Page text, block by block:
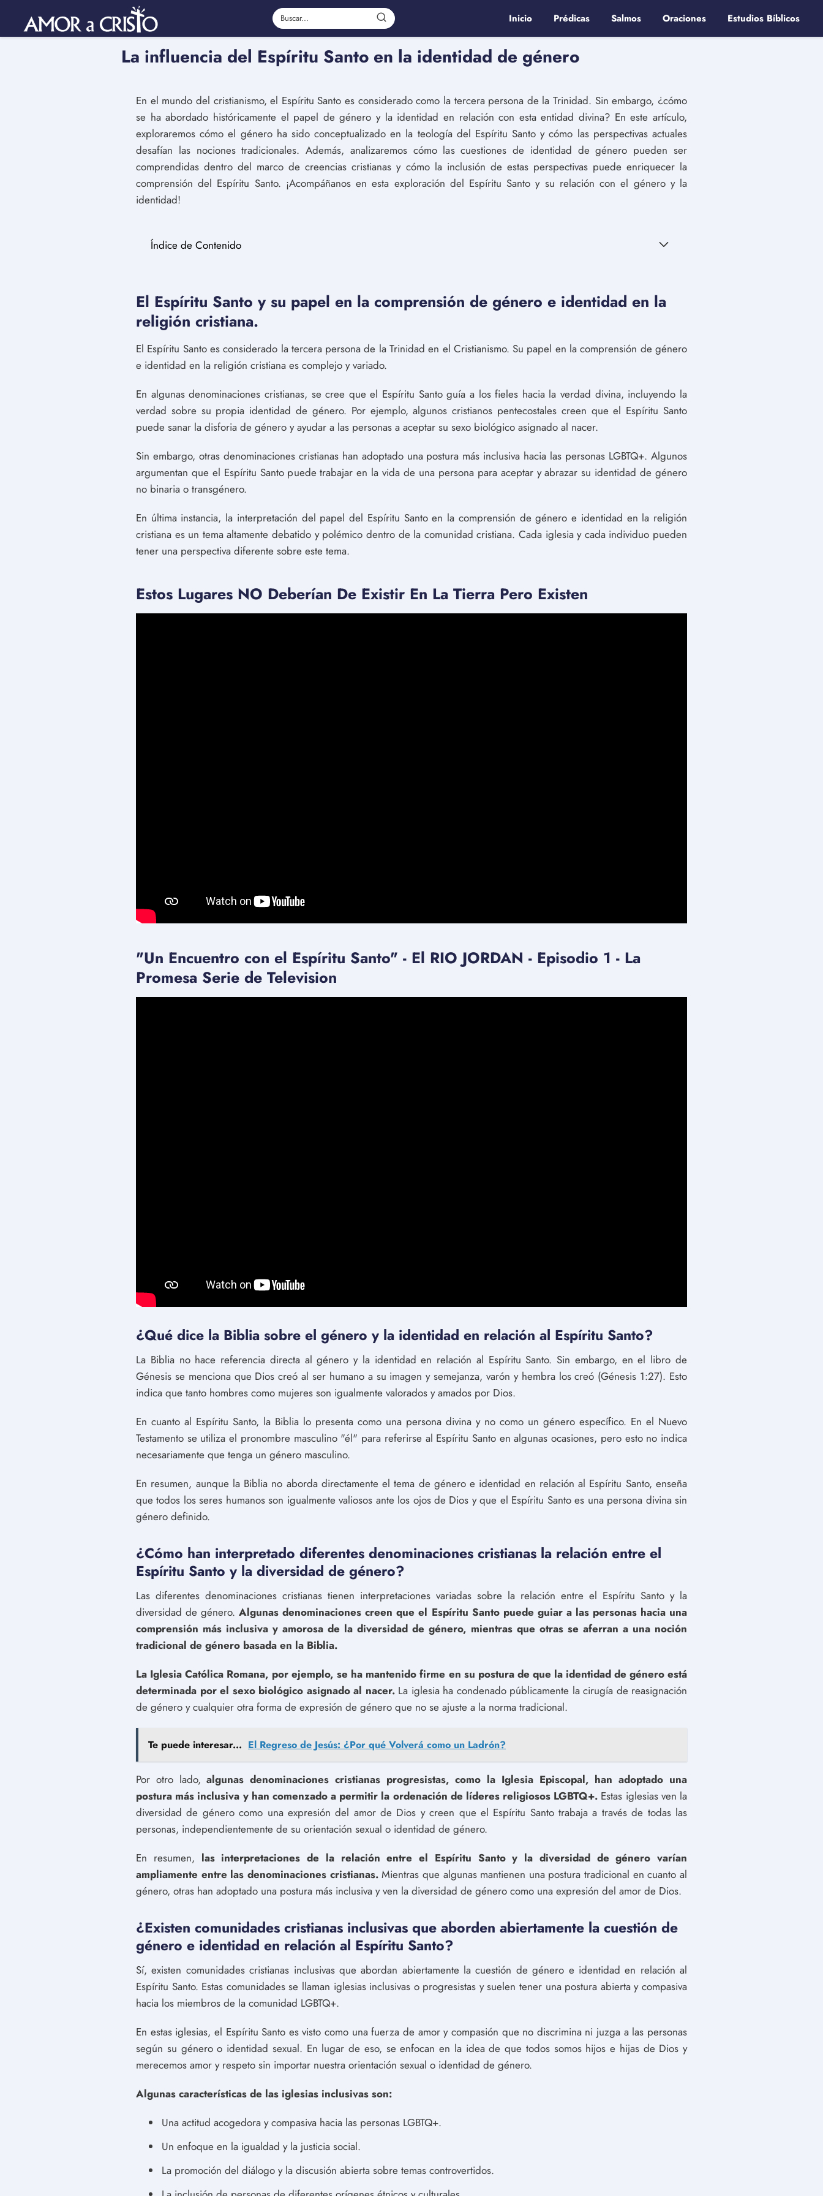
Inicio Prédicas Salmos Oraciones Estudios Bíblicos
La influencia del Espíritu Santo en la identidad de género
En el mundo del cristianismo, el Espíritu Santo es considerado como la tercera persona de la Trinidad. Sin embargo, ¿cómo
se ha abordado históricamente el papel de género y la identidad en relación con esta entidad divina? En este artículo,
exploraremos cómo el género ha sido conceptualizado en la teología del Espíritu Santo y cómo las perspectivas actuales
desafían las nociones tradicionales. Además, analizaremos cómo las cuestiones de identidad de género pueden ser
comprendidas dentro del marco de creencias cristianas y cómo la inclusión de estas perspectivas puede enriquecer la
comprensión del Espíritu Santo. ¡Acompáñanos en esta exploración del Espíritu Santo y su relación con el género y la
identidad!
Índice de Contenido
El Espíritu Santo y su papel en la comprensión de género e identidad en la
religión cristiana.
El Espíritu Santo es considerado la tercera persona de la Trinidad en el Cristianismo. Su papel en la comprensión de género
e identidad en la religión cristiana es complejo y variado.
En algunas denominaciones cristianas, se cree que el Espíritu Santo guía a los fieles hacia la verdad divina, incluyendo la
verdad sobre su propia identidad de género. Por ejemplo, algunos cristianos pentecostales creen que el Espíritu Santo
puede sanar la disforia de género y ayudar a las personas a aceptar su sexo biológico asignado al nacer.
Sin embargo, otras denominaciones cristianas han adoptado una postura más inclusiva hacia las personas LGBTQ+. Algunos
argumentan que el Espíritu Santo puede trabajar en la vida de una persona para aceptar y abrazar su identidad de género
no binaria o transgénero.
En última instancia, la interpretación del papel del Espíritu Santo en la comprensión de género e identidad en la religión
cristiana es un tema altamente debatido y polémico dentro de la comunidad cristiana. Cada iglesia y cada individuo pueden
tener una perspectiva diferente sobre este tema.
Estos Lugares NO Deberían De Existir En La Tierra Pero Existen
"Un Encuentro con el Espíritu Santo" - El RIO JORDAN - Episodio 1 - La
Promesa Serie de Television
¿Qué dice la Biblia sobre el género y la identidad en relación al Espíritu Santo?
La Biblia no hace referencia directa al género y la identidad en relación al Espíritu Santo. Sin embargo, en el libro de
Génesis se menciona que Dios creó al ser humano a su imagen y semejanza, varón y hembra los creó (Génesis 1:27). Esto
indica que tanto hombres como mujeres son igualmente valorados y amados por Dios.
En cuanto al Espíritu Santo, la Biblia lo presenta como una persona divina y no como un género específico. En el Nuevo
Testamento se utiliza el pronombre masculino "él" para referirse al Espíritu Santo en algunas ocasiones, pero esto no indica
necesariamente que tenga un género masculino.
En resumen, aunque la Biblia no aborda directamente el tema de género e identidad en relación al Espíritu Santo, enseña
que todos los seres humanos son igualmente valiosos ante los ojos de Dios y que el Espíritu Santo es una persona divina sin
género definido.
¿Cómo han interpretado diferentes denominaciones cristianas la relación entre el
Espíritu Santo y la diversidad de género?
Las diferentes denominaciones cristianas tienen interpretaciones variadas sobre la relación entre el Espíritu Santo y la
diversidad de género.Algunas denominaciones creen que el Espíritu Santo puede guiar a las personas hacia una
comprensión más inclusiva y amorosa de la diversidad de género, mientras que otras se aferran a una noción
tradicional de género basada en la Biblia.
La Iglesia Católica Romana, por ejemplo, se ha mantenido firme en su postura de que la identidad de género está
determinada por el sexo biológico asignado al nacer. La iglesia ha condenado públicamente la cirugía de reasignación
de género y cualquier otra forma de expresión de género que no se ajuste a la norma tradicional.
Te puede interesar... El Regreso de Jesús: ¿Por qué Volverá como un Ladrón?
Por otro lado,algunas denominaciones cristianas progresistas, como la Iglesia Episcopal, han adoptado una
postura más inclusiva y han comenzado a permitir la ordenación de líderes religiosos LGBTQ+. Estas iglesias ven la
diversidad de género como una expresión del amor de Dios y creen que el Espíritu Santo trabaja a través de todas las
personas, independientemente de su orientación sexual o identidad de género.
En resumen, las interpretaciones de la relación entre el Espíritu Santo y la diversidad de género varían
ampliamente entre las denominaciones cristianas.Mientras que algunas mantienen una postura tradicional en cuanto al
género, otras han adoptado una postura más inclusiva y ven la diversidad de género como una expresión del amor de Dios.
¿Existen comunidades cristianas inclusivas que aborden abiertamente la cuestión de
género e identidad en relación al Espíritu Santo?
Sí, existen comunidades cristianas inclusivas que abordan abiertamente la cuestión de género e identidad en relación al
Espíritu Santo. Estas comunidades se llaman iglesias inclusivas o progresistas y suelen tener una postura abierta y compasiva
hacia los miembros de la comunidad LGBTQ+.
En estas iglesias, el Espíritu Santo es visto como una fuerza de amor y compasión que no discrimina ni juzga a las personas
según su género o identidad sexual. En lugar de eso, se enfocan en la idea de que todos somos hijos e hijas de Dios y
merecemos amor y respeto sin importar nuestra orientación sexual o identidad de género.
Algunas características de las iglesias inclusivas son:
Una actitud acogedora y compasiva hacia las personas LGBTQ+.
Un enfoque en la igualdad y la justicia social.
La promoción del diálogo y la discusión abierta sobre temas controvertidos.